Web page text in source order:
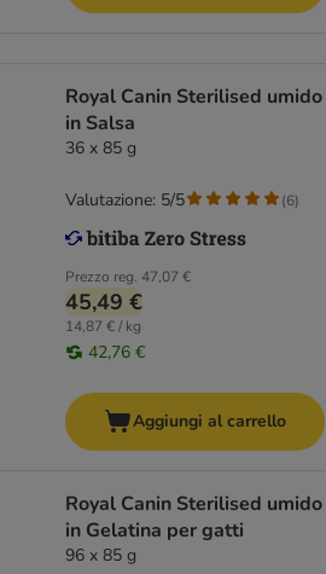
Royal Canin Sterilised umido
in Salsa
36 x 85 g
Prezzo reg. 47,07 €
45,49 €
14,87 € / kg
42,76 €
Valutazione: 5/5 (6)
Aggiungi al carrello
Royal Canin Sterilised umido
in Gelatina per gatti
96 x 85 g